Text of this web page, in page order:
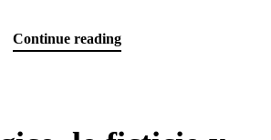
Continue reading